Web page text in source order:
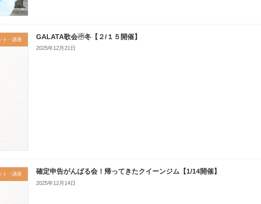
ト・講座 GALATA歌会☃冬【２/１５開催】
2025年12月21日
ト・講座 確定申告がんばる会！帰ってきたクイーンジム【1/14開催】
2025年12月14日